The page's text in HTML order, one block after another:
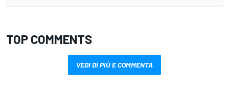
TOP COMMENTS
VEDI DI PIÙ E COMMENTA